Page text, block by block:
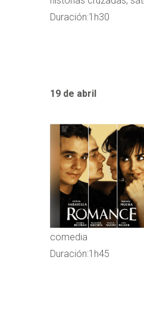
Duración:1h30
19 de abril
comedia
Duración:1h45